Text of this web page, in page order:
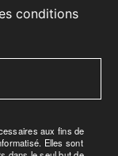
conditions
aux fins de
Elles sont